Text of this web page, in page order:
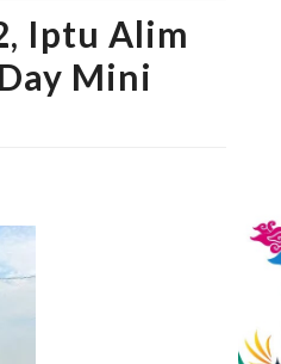
Iptu Alim
Mini